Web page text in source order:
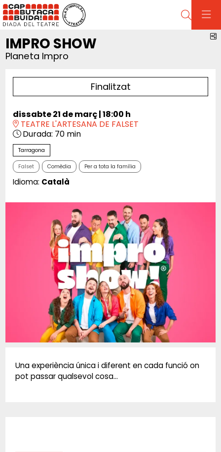
Cerca
IMPRO SHOW
Planeta Impro
Finalitzat
dissabte 21 de març|18:00 h
TEATRE L'ARTESANA DE FALSET
Durada: 70 min
Tarragona
Falset Comèdia Per a tota la família
Idioma: Català
Una experiència única i diferent en cada funció on
pot passar qualsevol cosa...